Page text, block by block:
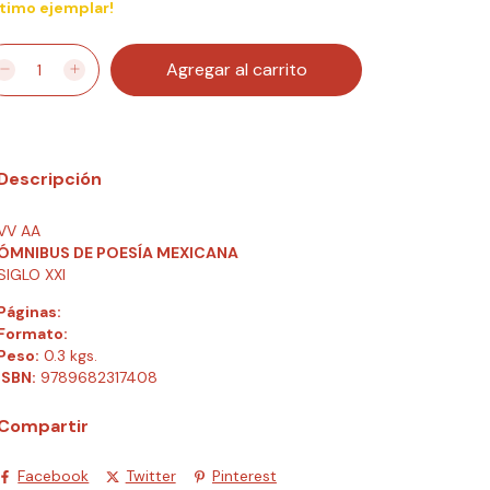
ejemplar!
AA
DE POESÍA MEXICANA
XXI
0.3 kgs.
9789682317408
Facebook Twitter Pinterest